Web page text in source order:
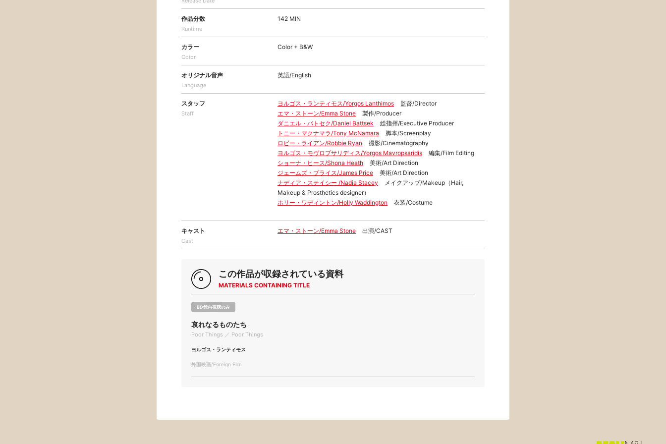
作品分数
Runtime
142 MIN
カラー
Color
Color + B&W
オリジナル音声
Language
英語/English
スタッフ
Staff
ヨルゴス・ランティモス/Yorgos Lanthimos
監督/Director
エマ・ストーン/Emma Stone
製作/Producer
ダニエル・バトセク/Daniel Battsek
総指揮/Executive Producer
トニー・マクナマラ/Tony McNamara
脚本/Screenplay
ロビー・ライアン/Robbie Ryan
撮影/Cinematography
ヨルゴス・モヴロプサリディス/Yorgos Mavropsaridis
編集/Film Editing
ショーナ・ヒース/Shona Heath
美術/Art Direction
ジェームズ・プライス/James Price
美術/Art Direction
ナディア・ステイシー /Nadia Stacey
メイクアップ/Makeup（Hair,
Makeup & Prosthetics designer）
ホリー・ワディントン/Holly Waddington
衣装/Costume
キャスト
Cast
エマ・ストーン/Emma Stone 出演/CAST
この作品が収録されている資料
MATERIALS CONTAINING TITLE
BD館内視聴のみ
哀れなるものたち
Poor Things ／ Poor Things
ヨルゴス・ランティモス
外国映画/Foreign Film